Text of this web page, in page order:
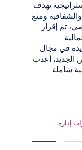
تهدف
ومنع
تم إقرار
في مجال
الجديد، أعدت
شاملة
إدارة